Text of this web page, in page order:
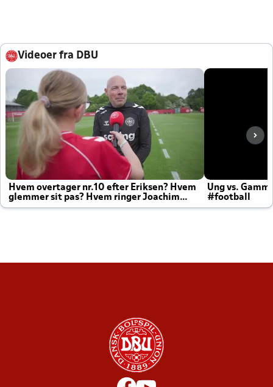
Videoer fra DBU
Hvem overtager nr.10 efter Eriksen? Hvem
glemmer sit pas? Hvem ringer Joachim
altid til efter kampe?
Ung vs.
#football